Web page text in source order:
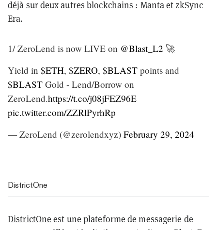
déjà sur deux autres blockchains : Manta et zkSync
Era.
1/ ZeroLend is now LIVE on @Blast_L2 🚀
Yield in $ETH, $ZERO, $BLAST points and
$BLAST Gold - Lend/Borrow on
ZeroLend.https://t.co/j08jFEZ96E
pic.twitter.com/ZZRlPyrhRp
— ZeroLend (@zerolendxyz) February 29, 2024
DistrictOne
DistrictOne est une plateforme de messagerie de